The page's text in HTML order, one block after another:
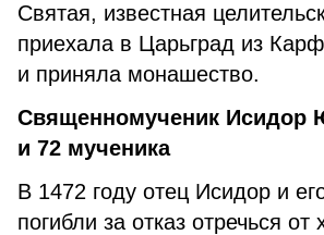
Святая, известная
приехала в Царьград из
и приняла монашество.
Священномученик Исидор
и 72 мученика
В 1472 году отец Исидор и
погибли за отказ отречься от